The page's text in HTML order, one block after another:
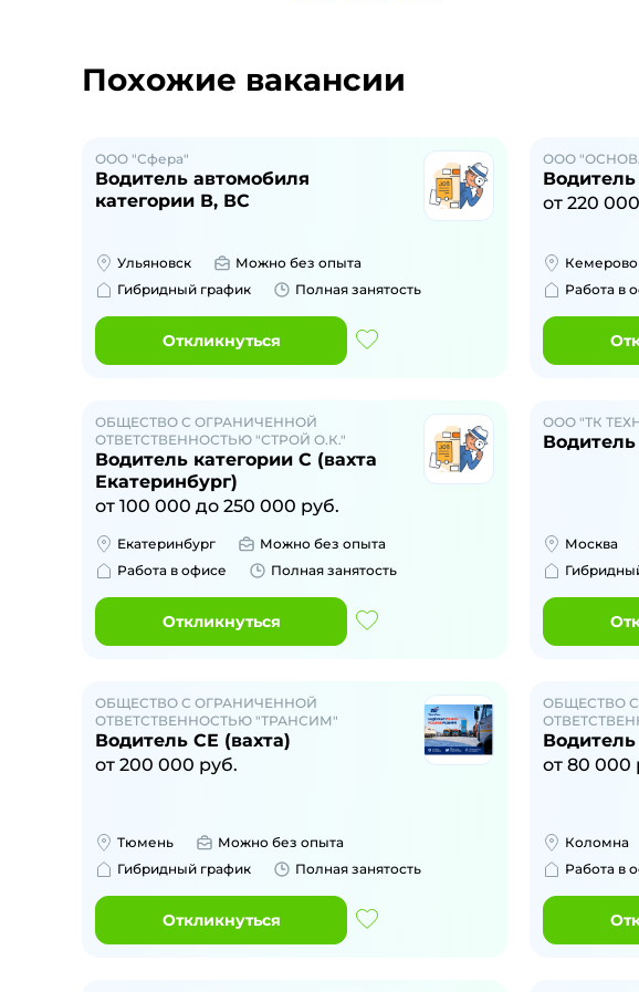
Похожие вакансии
ООО "Сфера"
Водитель автомобиля
категории В, ВС
Ульяновск
Можно без опыта
Гибридный график
Полная занятость
Откликнуться
ООО
от220 000
Кемерово
Работа в
ОБЩЕСТВО С ОГРАНИЧЕННОЙ
ОТВЕТСТВЕННОСТЬЮ "СТРОЙ О.К."
Водитель категории C (вахта
Екатеринбург)
от 100 000 до 250 000 руб.
Екатеринбург
Можно без опыта
Работа в офисе
Полная занятость
Откликнуться
ООО "ТК
Москва
ОБЩЕСТВО С ОГРАНИЧЕННОЙ
ОТВЕТСТВЕННОСТЬЮ "ТРАНСИМ"
Водитель СЕ (вахта)
от 200 000 руб.
Тюмень
Можно без опыта
Гибридный график
Полная занятость
Откликнуться
ОБЩЕСТВО
Водитель
от80 000
Коломна
Работа в